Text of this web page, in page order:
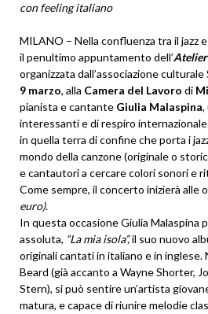
con feeling italiano
MILANO – Nella confluenza tra il jazz
il penultimo appuntamento dell’
organizzata dall’associazione
9 marzo, alla Camera del Lavoro di
pianista e cantante Giulia Malaspina,
interessanti e di respiro
in quella terra di confine che porta i
mondo della canzone (originale o
e cantautori a cercare colori sonori e
Come sempre, il concerto inizierà alle
euro).
In questa occasione Giulia Malaspina
assoluta, “La mia isola”,il suo nuovo
originali cantati in italiano e in inglese.
Beard (già accanto a Wayne Shorter,
Stern), si può sentire un’artista
matura, e capace di riunire melodie